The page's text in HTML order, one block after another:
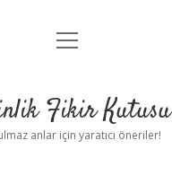
Anasayfa
Yasal Uyarı
menüyü
Fikir Kutusu
anlar için yaratıcı öneriler!